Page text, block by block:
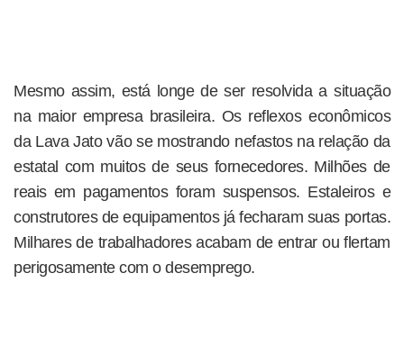
Mesmo assim, está longe de ser resolvida a situação
na maior empresa brasileira. Os reflexos econômicos
da Lava Jato vão se mostrando nefastos na relação da
estatal com muitos de seus fornecedores. Milhões de
reais em pagamentos foram suspensos. Estaleiros e
construtores de equipamentos já fecharam suas portas.
Milhares de trabalhadores acabam de entrar ou flertam
perigosamente com o desemprego.